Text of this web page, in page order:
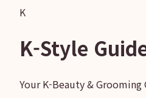
K
K-Style
Your K-Beauty & Grooming